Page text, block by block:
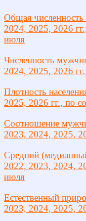
Общая численность
2024, 2025, 2026
июля
Численность
2024, 2025, 2026
Плотность
2025, 2026 гг., по
Соотношение
2023, 2024, 2025,
Средний
2022, 2023, 2024,
июля
Естественный
2023, 2024, 2025,